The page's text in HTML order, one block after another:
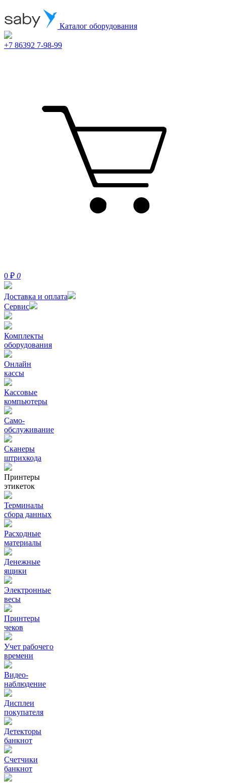
Каталог оборудования
+7 86392 7-98-99
0 ₽ 0
Доставка и оплата
Сервис
Комплекты
оборудования
Онлайн
кассы
Кассовые
компьютеры
Само-
обслуживание
Сканеры
штрихкода
Принтеры
этикеток
Терминалы
сбора данных
Расходные
материалы
Денежные
ящики
Электронные
весы
Принтеры
чеков
Учет рабочего
времени
Видео‑
наблюдение
Дисплеи
покупателя
Детекторы
банкнот
Счетчики
банкнот